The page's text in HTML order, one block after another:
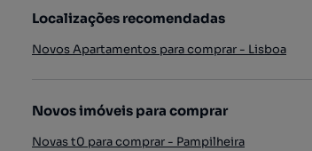
Localizações recomendadas
Novos Apartamentos para comprar - Lisboa
Novos imóveis para comprar
Novas t0 para comprar - Pampilheira